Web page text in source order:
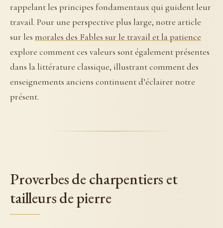
rappelant les principes fondamentaux qui guident leur
travail. Pour une perspective plus large, notre article
sur les morales des Fables sur le travail et la patience
explore comment ces valeurs sont également présentes
dans la littérature classique, illustrant comment des
enseignements anciens continuent d’éclairer notre
présent.
Proverbes de charpentiers et
tailleurs de pierre